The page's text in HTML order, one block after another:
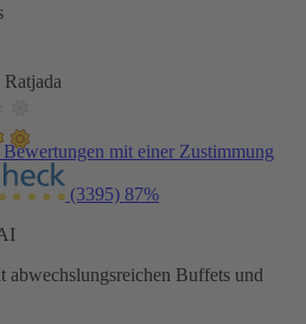
mit einer Zustimmung
(3395) 87%
Buffets und